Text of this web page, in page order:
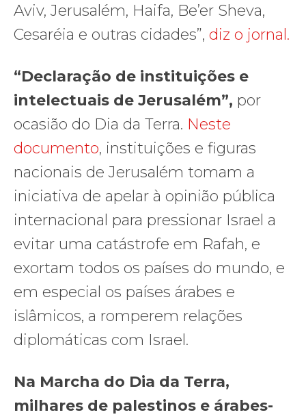
Aviv, Jerusalém, Haifa, Be’er Sheva,
Cesaréia e outras cidades”, diz o jornal.
“Declaração de instituições e
intelectuais de Jerusalém”, por
ocasião do Dia da Terra. Neste
documento, instituições e figuras
nacionais de Jerusalém tomam a
iniciativa de apelar à opinião pública
internacional para pressionar Israel a
evitar uma catástrofe em Rafah, e
exortam todos os países do mundo, e
em especial os países árabes e
islâmicos, a romperem relações
diplomáticas com Israel.
Na Marcha do Dia da Terra,
milhares de palestinos e árabes-